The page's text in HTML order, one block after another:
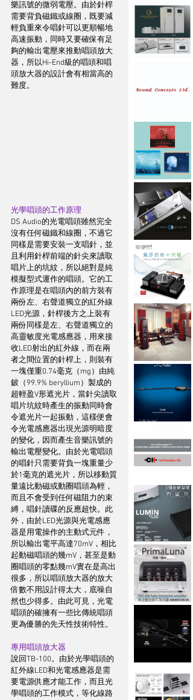
樂訊號的微弱電壓。由於針桿
需要背負磁鐵或線圈，既要減
輕負重來令唱針可以更順暢地
高速振動，同時又要確保有足
夠的輸出電壓來推動唱頭放大
器，所以Hi-End級的唱頭和唱
頭放大器的設計會有相當高的
難度。
光學唱頭的工作原理
DS Audio的光電唱頭雖然完全
沒有任何磁鐵和線圈，不過它
同樣是需要安裝一支唱針，並
且利用針桿前端的針尖來讀取
唱片上的坑紋，所以絕對是純
模擬型式運作的唱頭。它的工
作原理是在唱頭內的前方裝有
兩份左、右聲道獨立的紅外線
LED光源，針桿後方之上裝有
兩份同樣是左、右聲道獨立的
高靈敏度光電感應器，用來接
收LED射出的紅外線，而在兩
者之間位置的針桿上，則裝有
一塊僅重0.74毫克（mg）由純
鈹（99.9% beryllium）製成的
超輕盈V形遮光片，當針尖讀取
唱片坑紋時產生的振動同時會
令遮光片一起振動，這樣便會
令光電感應器出現光源明暗度
的變化，因而產生音樂訊號的
輸出電壓變化。由於光電唱頭
的唱針只需要背負一塊重量少
於1毫克的遮光片，所以移動質
量遠比動磁或動圈唱頭為輕，
而且不會受到任何磁阻力的束
縛，唱針讀碟的反應超快。此
外，由於LED光源與光電感應
器是用電操作的主動式元件，
所以輸出電平高達70mV，相比
起動磁唱頭的幾mV，甚至是動
圈唱頭的零點幾mV實在是高出
很多，所以唱頭放大器的放大
倍數不用設計得太大，底噪自
然也少得多。由此可見，光電
唱頭的確擁有一些比傳統唱頭
更為優勝的先天性技術特性。
專用唱頭放大器
說回TB-100。由於光學唱頭的
紅外線LED和光電感應器是需
要電源供應才能工作，而且光
學唱頭的工作模式，等化線路